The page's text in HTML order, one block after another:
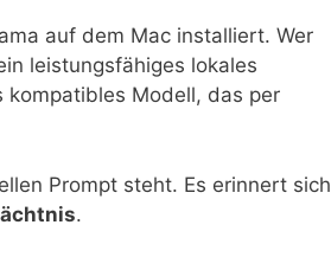
auf dem Mac installiert. Wer
leistungsfähiges lokales
kompatibles Modell, das per
Prompt steht. Es erinnert sich
.